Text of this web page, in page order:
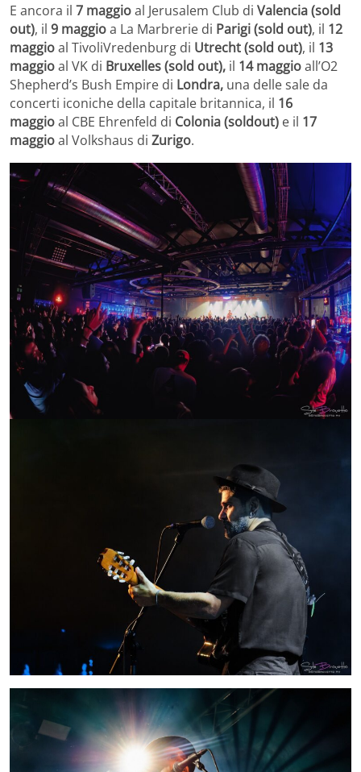
E ancora il 7 maggioal Jerusalem Club di Valencia (sold
out), il 9 maggioa La Marbrerie di Parigi (sold out), il 12
maggioal TivoliVredenburg di Utrecht (sold out), il 13
maggioal VK di Bruxelles(sold out), il 14 maggioall’O2
Shepherd’s Bush Empire di Londra, una delle sale da
concerti iconiche della capitale britannica, il 16
maggioal CBE Ehrenfeld di Colonia (soldout) e il 17
maggioal Volkshaus di Zurigo.